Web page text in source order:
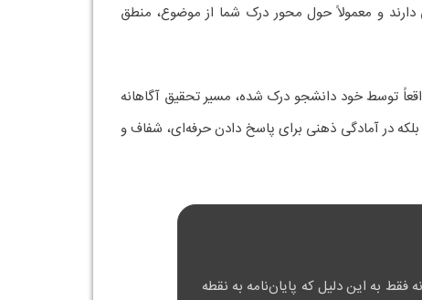
و معمولاً حول محور درک شما از موضوع، منطق
توسط خود دانشجو درک شده، مسیر تحقیق آگاهانه
در آمادگی ذهنی برای پاسخ دادن حرفه‌ای، شفاف و
به این دلیل که پایان‌نامه به نقطه